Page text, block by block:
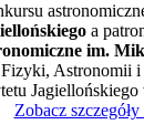
a
im.
Fizyki, Astronomii
Zobacz szczegóły